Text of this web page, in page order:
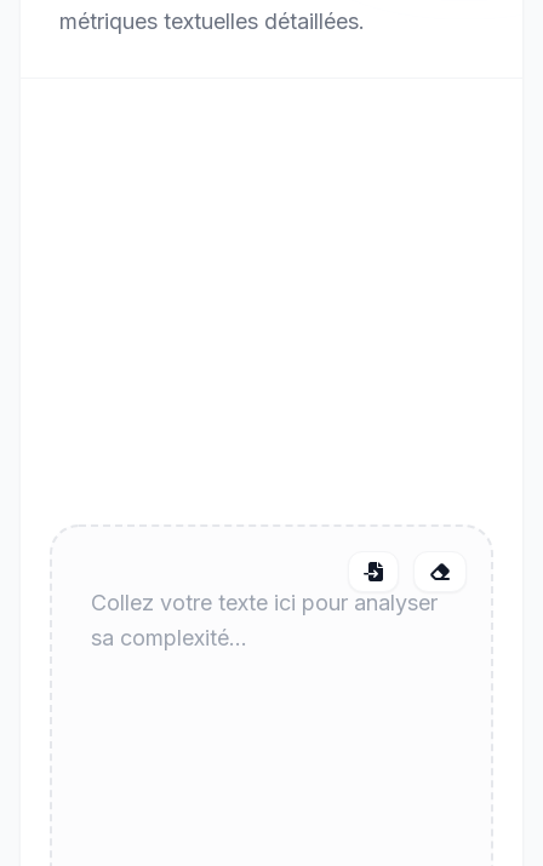
métriques textuelles détaillées.